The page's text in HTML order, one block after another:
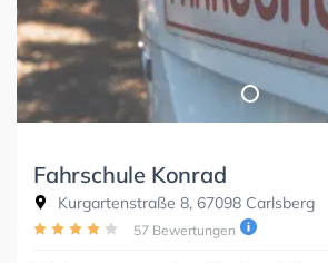
Fahrschule Konrad
Kurgartenstraße 8, 67098 Carlsberg
57 Bewertungen